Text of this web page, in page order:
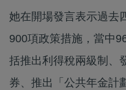
她在開場發言表示過去
900項政策措施，當中
括推出利得稅兩級制、
券、推出「公共年金計